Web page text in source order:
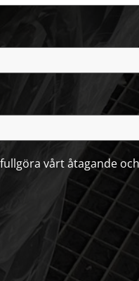
vårt åtagande